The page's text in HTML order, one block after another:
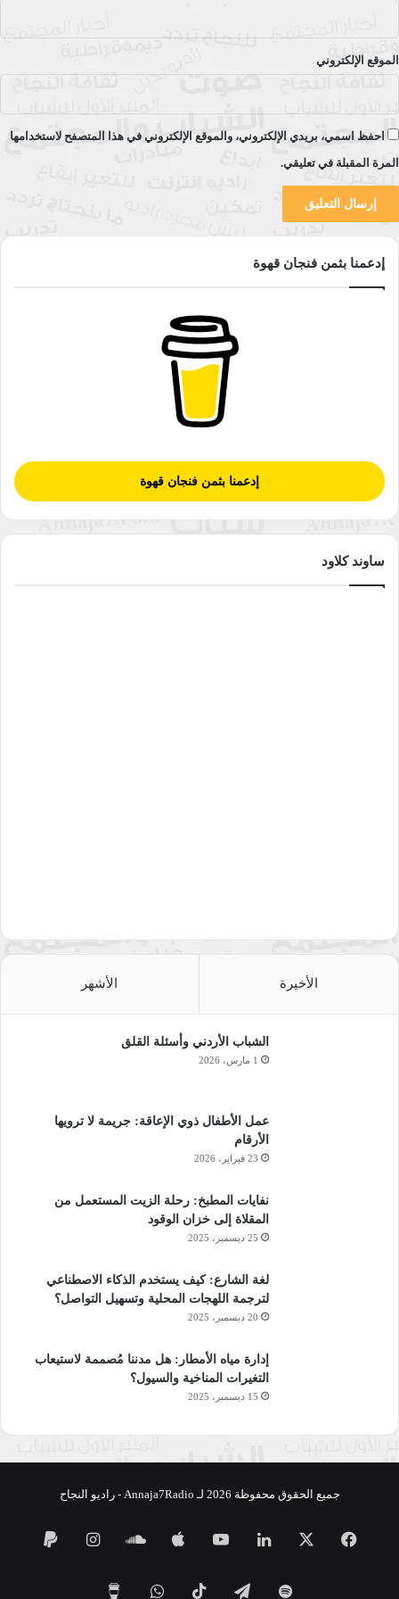
الموقع الإلكتروني
احفظ اسمي، بريدي الإلكتروني، والموقع الإلكتروني في هذا المتصفح لاستخدامها
المرة المقبلة في تعليقي.
إدعمنا بثمن فنجان قهوة
إدعمنا بثمن فنجان قهوة
ساوند كلاود
الأخيرة الأشهر
الشباب الأردني وأسئلة القلق
1 مارس، 2026
عمل الأطفال ذوي الإعاقة: جريمة لا ترويها
الأرقام
23 فبراير، 2026
نفايات المطبخ: رحلة الزيت المستعمل من
المقلاة إلى خزان الوقود
25 ديسمبر، 2025
لغة الشارع: كيف يستخدم الذكاء الاصطناعي
لترجمة اللهجات المحلية وتسهيل التواصل؟
20 ديسمبر، 2025
إدارة مياه الأمطار: هل مدننا مُصممة لاستيعاب
التغيرات المناخية والسيول؟
15 ديسمبر، 2025
جميع الحقوق محفوظة 2026 لـ Annaja7Radio - راديو النجاح
فيسبوك لينكدإن‫YouTube ساوند
كلاود
انستقرام
‏Paypal
‏Spotify تيلقرام ‫TikTokواتساب